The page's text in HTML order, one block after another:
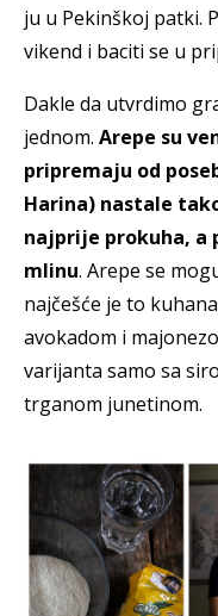
ju u Pekinškoj patki.
vikend i baciti se u
Dakle da utvrdimo
jednom. Arepe su
pripremaju od
Harina) nastale
najprije prokuha, a
mlinu. Arepe se
najčešće je to
avokadom i
varijanta samo sa
trganom junetinom.